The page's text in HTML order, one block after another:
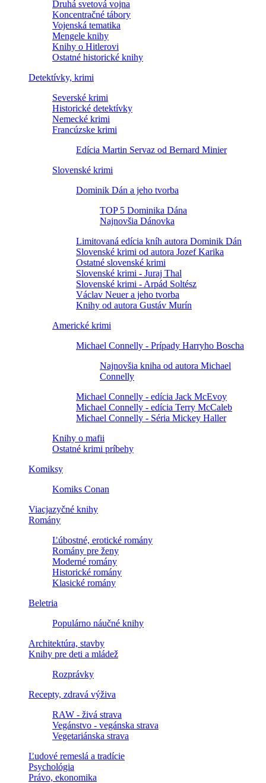
Druhá svetová vojna
Koncentračné tábory
Vojenská tematika
Mengele knihy
Knihy o Hitlerovi
Ostatné historické knihy
Detektívky, krimi
Severské krimi
Historické detektívky
Nemecké krimi
Francúzske krimi
Edícia Martin Servaz od Bernard Minier
Slovenské krimi
Dominik Dán a jeho tvorba
TOP 5 Dominika Dána
Najnovšia Dánovka
Limitovaná edícia kníh autora Dominik Dán
Slovenské krimi od autora Jozef Karika
Ostatné slovenské krimi
Slovenské krimi - Juraj Thal
Slovenské krimi - Arpád Soltész
Václav Neuer a jeho tvorba
Knihy od autora Gustáv Murín
Americké krimi
Michael Connelly - Prípady Harryho Boscha
Najnovšia kniha od autora Michael
Connelly
Michael Connelly - edícia Jack McEvoy
Michael Connelly - edícia Terry McCaleb
Michael Connelly - Séria Mickey Haller
Knihy o mafii
Ostatné krimi príbehy
Komiksy
Komiks Conan
Viacjazyčné knihy
Romány
Ľúbostné, erotické romány
Romány pre ženy
Moderné romány
Historické romány
Klasické romány
Beletria
Populárno náučné knihy
Architektúra, stavby
Knihy pre deti a mládež
Rozprávky
Recepty, zdravá výživa
RAW - živá strava
Vegánstvo - vegánska strava
Vegetariánska strava
Ľudové remeslá a tradície
Psychológia
Právo, ekonomika